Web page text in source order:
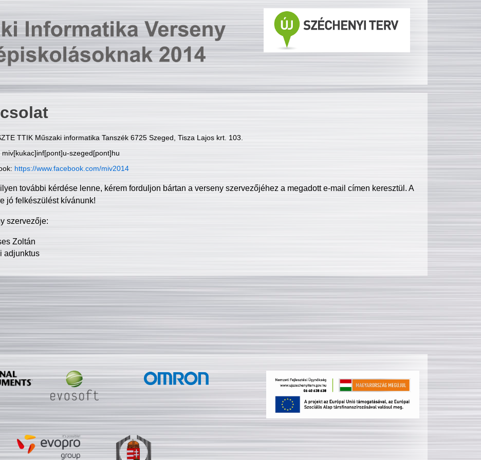
TTIK Műszaki informatika Tanszék 6725 Szeged, Tisza Lajos krt. 103.
miv[kukac]inf[pont]u-szeged[pont]hu
https://www.facebook.com/miv2014
további kérdése lenne, kérem forduljon bártan a verseny szervezőjéhez a megadott e-mail címen keresztül. A
jó felkészülést kívánunk!
szervezője:
Zoltán
adjunktus